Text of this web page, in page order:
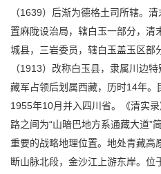
（1639）后渐为德格土司所辖。
置麻陇设治局，辖白玉一部分，
城县，三岩委员，辖白玉盖玉区部
（1913）改称白玉县，隶属川边
藏军占领后划属西藏，历时14年。
1955年10月并入四川省。《清实
路之间为“山暗巴地方系通藏大道”
重要的战略地理位置。地处青藏高
断山脉北段，金沙江上游东岸。